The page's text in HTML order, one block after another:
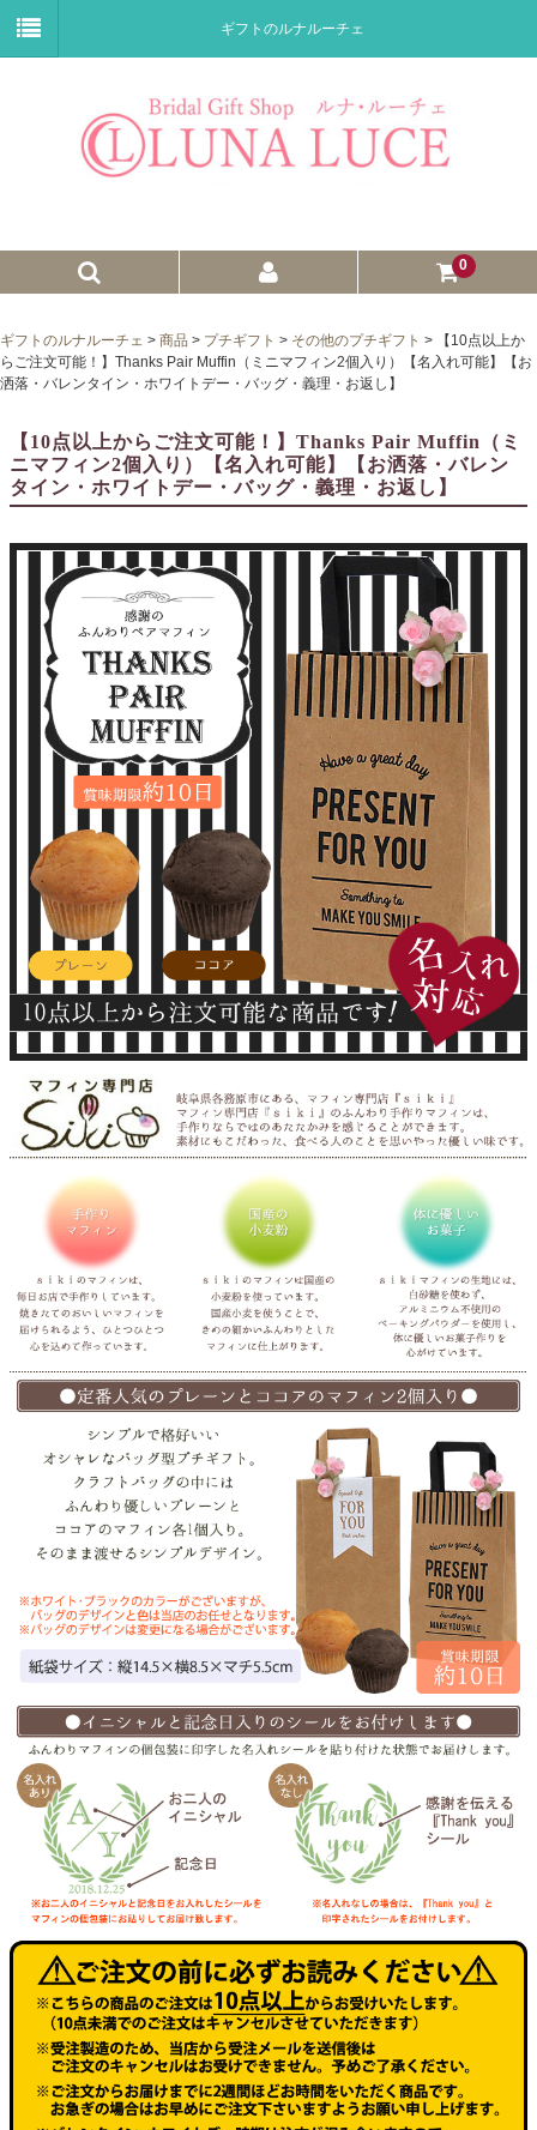
ギフトのルナルーチェ
0
プチギフト
子育て卒業証書
クロックギフト
ペーパーアイテム
DIY用品
引菓子
引出物ギフト
カタログギフト
ブライダルバッグ
演出用品
内祝い 出産祝い
季節イベント特集
会社概要
よくあるご質問
ドメイン指定受信について
お問合せ
ギフトのルナルーチェ > 商品 > プチギフト > その他のプチギフト >
【10点以上か
らご注文可能！】Thanks Pair Muffin（ミニマフィン2個入り）【名入れ可能】【お
洒落・バレンタイン・ホワイトデー・バッグ・義理・お返し】
【10点以上からご注文可能！】Thanks Pair Muffin（ミ
ニマフィン2個入り）【名入れ可能】【お洒落・バレン
タイン・ホワイトデー・バッグ・義理・お返し】